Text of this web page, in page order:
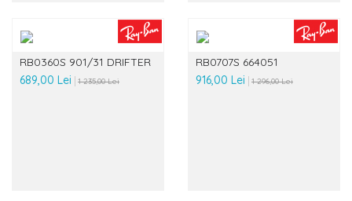
RB0360S 901/31 DRIFTER
689,00 Lei
1 235,00 Lei
RB0707S 664051
916,00 Lei
1 296,00 Lei